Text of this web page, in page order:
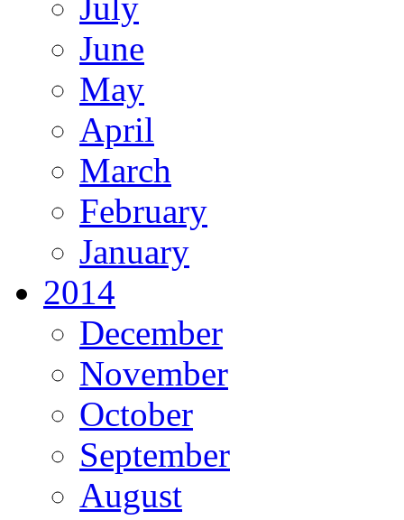
June
May
April
March
February
January
2014
December
November
October
September
August